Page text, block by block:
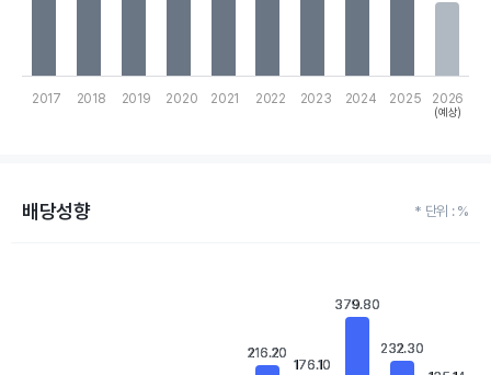
2017 2018 2019 2020 2021 2022 2023 2024 2025 2026
(예상)
배당성향 * 단위 : %
The chart has 1 Y axis displaying values. Data ranges from
216.20
216.20
176.10
176.10
379.80
379.80
232.30
232.30